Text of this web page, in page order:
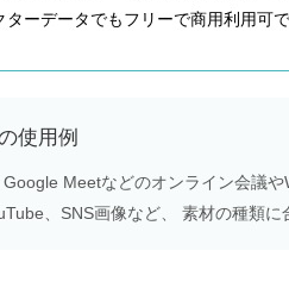
ターデータでもフリーで商用利用可で
使用例
Meetなどのオンライン会議
、SNS画像など、 素材の種類に